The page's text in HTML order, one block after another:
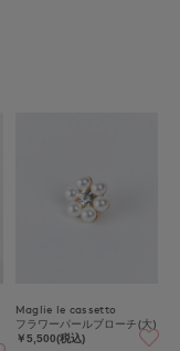
Maglie le cassetto
フラワーパールブローチ(大)
￥5,500(税込)